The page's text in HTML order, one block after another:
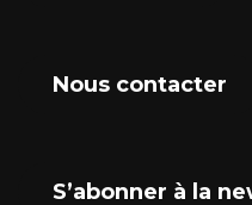
Nous contacter
S’abonner à la